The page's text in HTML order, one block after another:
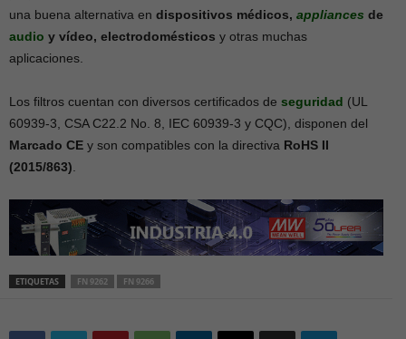
una buena alternativa en dispositivos médicos, appliances de
audio y vídeo, electrodomésticos y otras muchas
aplicaciones.
Los filtros cuentan con diversos certificados de seguridad (UL
60939-3, CSA C22.2 No. 8, IEC 60939-3 y CQC), disponen del
Marcado CE y son compatibles con la directiva RoHS II
(2015/863)
ETIQUETAS FN 9262 FN 9266